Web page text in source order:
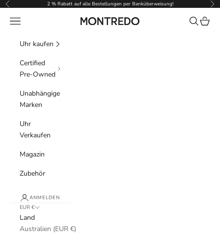
Zum Inhalt springen
Zurück 2 % Rabatt auf alle Bestellungen per Banküberweisung! Vor
Montredo
Menü Suchen
Uhr kaufen
Certified
Pre-Owned
Unabhängige
Marken
Uhr
Verkaufen
Magazin
Zubehör
ANMELDEN
EUR €
Land
Australien (EUR €)